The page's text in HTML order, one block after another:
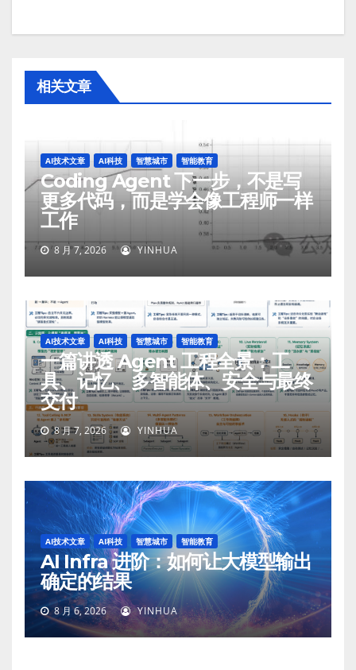
相关文章
AI技术文章 AI科技 智慧城市 智能教育
Coding Agent 下一步，不是写
更多代码，而是学会像工程师一样
工作
8 月 7, 2026 YINHUA
AI技术文章 AI科技 智慧城市 智能教育
一篇讲透 Agent 工程全景：工
具、记忆、多智能体、安全与最终
交付
8 月 7, 2026 YINHUA
AI技术文章 AI科技 智慧城市 智能教育
AI Infra 进阶：如何让大模型输出
确定的结果
8 月 6, 2026 YINHUA